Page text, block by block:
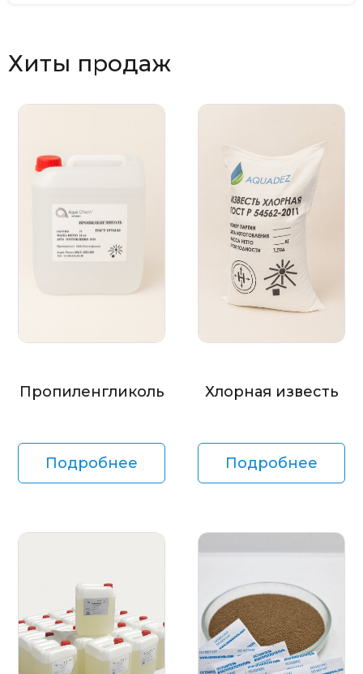
Хиты продаж
Пропиленгликоль
Подробнее
Хлорная известь
Подробнее